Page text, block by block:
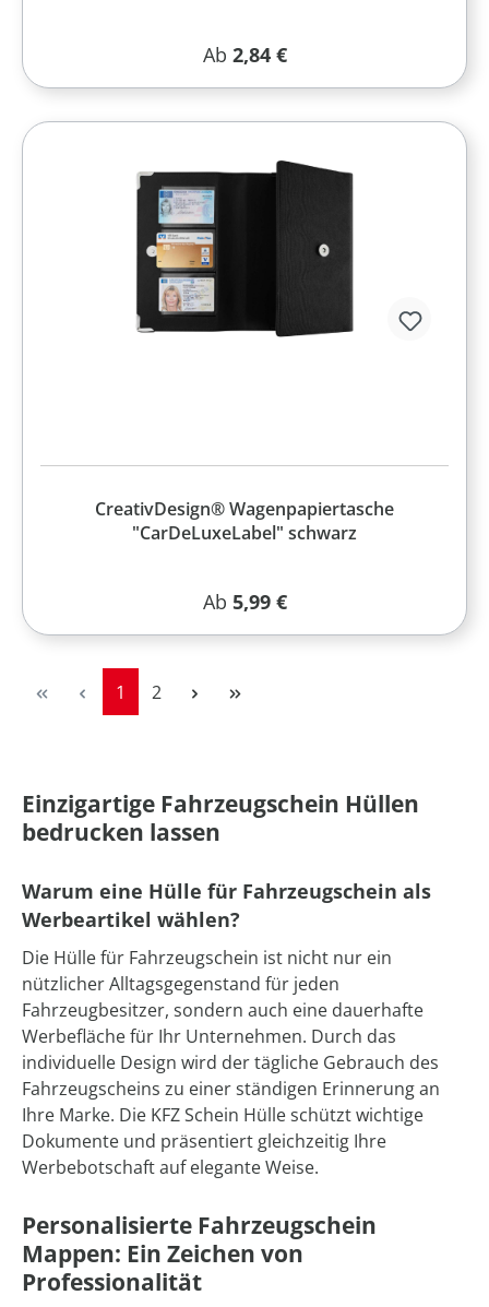
Regulärer Preis:
Ab 2,84 €
CreativDesign® Wagenpapiertasche
"CarDeLuxeLabel" schwarz
Regulärer Preis:
Ab 5,99 €
Seite
1 Seite
2
Einzigartige Fahrzeugschein Hüllen
bedrucken lassen
Warum eine Hülle für Fahrzeugschein als
Werbeartikel wählen?
Die Hülle für Fahrzeugschein ist nicht nur ein
nützlicher Alltagsgegenstand für jeden
Fahrzeugbesitzer, sondern auch eine dauerhafte
Werbefläche für Ihr Unternehmen. Durch das
individuelle Design wird der tägliche Gebrauch des
Fahrzeugscheins zu einer ständigen Erinnerung an
Ihre Marke. Die KFZ Schein Hülle schützt wichtige
Dokumente und präsentiert gleichzeitig Ihre
Werbebotschaft auf elegante Weise.
Personalisierte Fahrzeugschein
Mappen: Ein Zeichen von
Professionalität